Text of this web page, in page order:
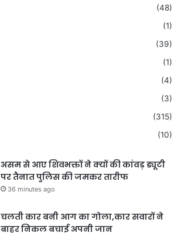
(48)
(1)
(39)
(1)
(4)
(3)
(315)
(10)
असम से आए शिवभक्तों ने क्यों की कांवड़ ड्यूटी
पर तैनात पुलिस की जमकर तारीफ
36 minutes ago
चलती कार बनी आग का गोला,कार सवारों ने
बाहर निकल बचाई अपनी जान